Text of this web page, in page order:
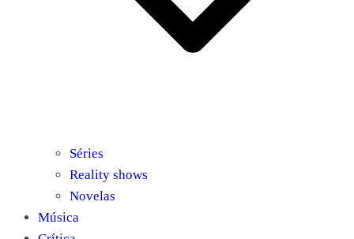
Séries
Reality shows
Novelas
Música